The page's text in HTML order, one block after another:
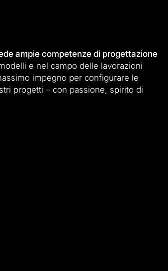
ampie competenze di progettazione
e nel campo delle lavorazioni
impegno per configurare le
progetti – con passione, spirito di